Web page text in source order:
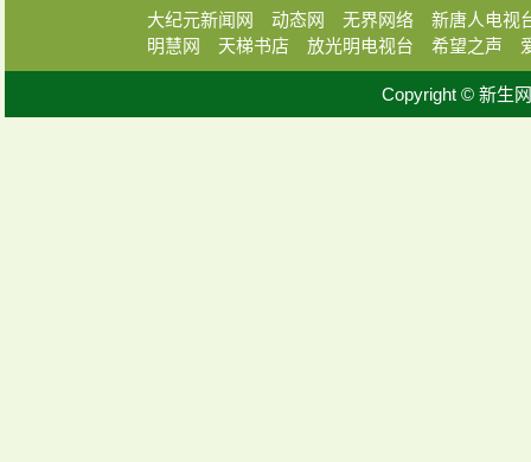
大纪元新闻网 动态网 无界网络
新唐人电视
明慧网
天梯书店 放光明电视台 希望之声
Copyright © 新生